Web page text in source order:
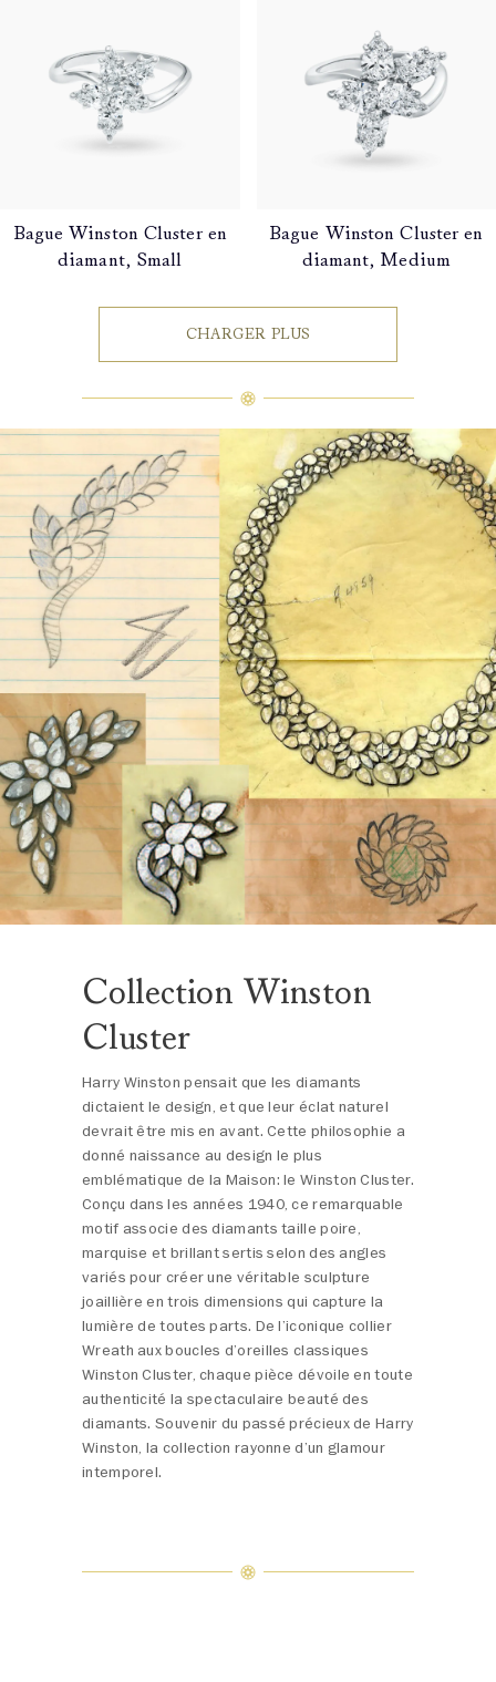
Bague Winston Cluster en
diamant, Small
Bague Winston Cluster en
diamant, Medium
Collection Winston
Cluster
Harry Winston pensait que les diamants
dictaient le design, et que leur éclat naturel
devrait être mis en avant. Cette philosophie a
donné naissance au design le plus
emblématique de la Maison: le Winston Cluster.
Conçu dans les années 1940, ce remarquable
motif associe des diamants taille poire,
marquise et brillant sertis selon des angles
variés pour créer une véritable sculpture
joaillière en trois dimensions qui capture la
lumière de toutes parts. De l’iconique collier
Wreath aux boucles d’oreilles classiques
Winston Cluster, chaque pièce dévoile en toute
authenticité la spectaculaire beauté des
diamants. Souvenir du passé précieux de Harry
Winston, la collection rayonne d’un glamour
intemporel.